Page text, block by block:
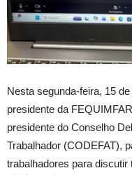
Nesta segunda-feira, 15
presidente da
presidente do Conselho
Trabalhador (CODEFAT),
trabalhadores para